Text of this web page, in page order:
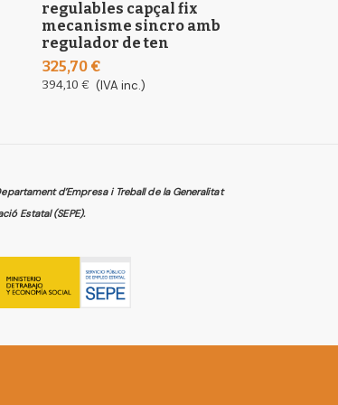
regulables capçal fix
mecanisme sincro amb
regulador de ten
325,70 €
394,10 € (IVA inc.)
d’Empresa i Treball de la Generalitat
Estatal (SEPE).